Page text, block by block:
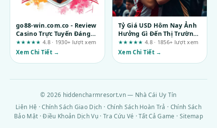
go88-win.com.co - Review
Casino Trực Tuyến Đáng
Trải Nghiệm Nhất: Góc
Nhìn Từ Kỳ Vọng Đến Tự
★★★★★ 4.8 · 1930+ lượt xem
Xem Chi Tiết →
Tỷ Giá USD Hôm Nay Ảnh
Hưởng Gì Đến Thị Trường?
Góc Nhìn Thực Tế Cho Dân
Công Nghệ
★★★★★ 4.8 · 1856+ lượt xem
Xem Chi Tiết →
© 2026 hiddencharmresort.vn — Nhà Cái Uy Tín
Liên Hệ ·Chính Sách Giao Dịch · Chính Sách Hoàn Trả · Chính Sách
Bảo Mật ·Điều Khoản Dịch Vụ ·Tra Cứu Vé ·Tất Cả Game · Sitemap